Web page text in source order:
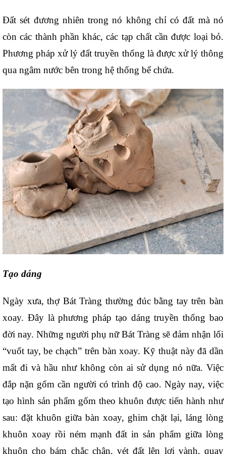
Đất sét đương nhiên trong nó không chỉ có đất mà nó
còn các thành phần khác, các tạp chất cần được loại bỏ.
Phương pháp xử lý đất truyền thống là được xử lý thông
qua ngâm nước bên trong hệ thống bể chứa.
Tạo dáng
Ngày xưa, thợ Bát Tràng thường đúc bằng tay trên bàn
xoay. Đây là phương pháp tạo dáng truyền thống bao
đời nay. Những người phụ nữ Bát Tràng sẽ đảm nhận lối
“vuốt tay, be chạch” trên bàn xoay. Kỹ thuật này đã dần
mất đi và hầu như không còn ai sử dụng nó nữa. Việc
đắp nặn gốm cần người có trình độ cao. Ngày nay, việc
tạo hình sản phẩm gốm theo khuôn được tiến hành như
sau: đặt khuôn giữa bàn xoay, ghim chặt lại, láng lòng
khuôn xoay rồi ném mạnh đất in sản phẩm giữa lòng
khuôn cho bám chắc chân, vét đất lên lợi vành, quay